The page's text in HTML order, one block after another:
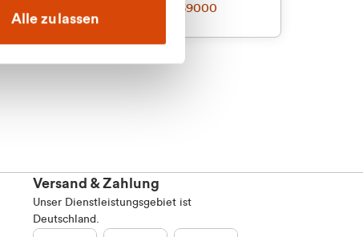
Alle zulassen
0216 237 69000
Versand & Zahlung
Unser Dienstleistungsgebiet ist
Deutschland.